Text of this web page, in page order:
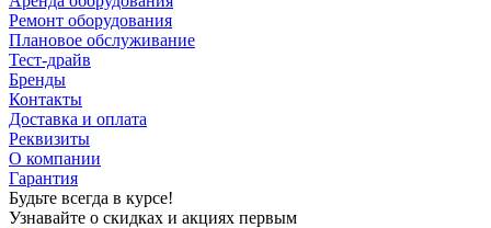
Ремонт оборудования
Плановое обслуживание
Тест-драйв
Бренды
Контакты
Доставка и оплата
Реквизиты
О компании
Гарантия
Будьте всегда в курсе!
Узнавайте о скидках и акциях первым